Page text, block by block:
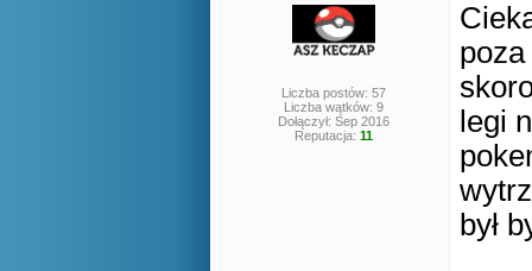
Liczba postów: 57
Liczba wątków: 9
Dołączył: Sep 2016
Reputacja: 11
legi
był